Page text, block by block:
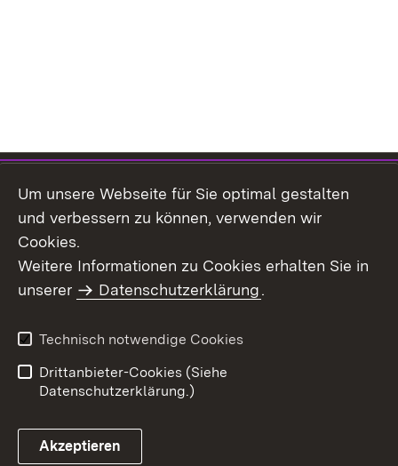
Inhaltsübersicht
Datenschutz
Erklärung zur
Einloggen
Um unsere Webseite für Sie optimal gestalten
und verbessern zu können, verwenden wir
Cookies.
Weitere Informationen zu Cookies erhalten Sie in
unserer
Datenschutzerklärung.
Technisch notwendige Cookies
Drittanbieter-Cookies (Siehe
Datenschutzerklärung.)
Akzeptieren